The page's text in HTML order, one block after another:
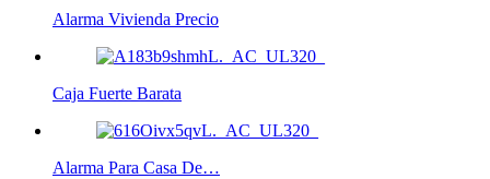
Alarma Vivienda Precio
Caja Fuerte Barata
Alarma Para Casa De…